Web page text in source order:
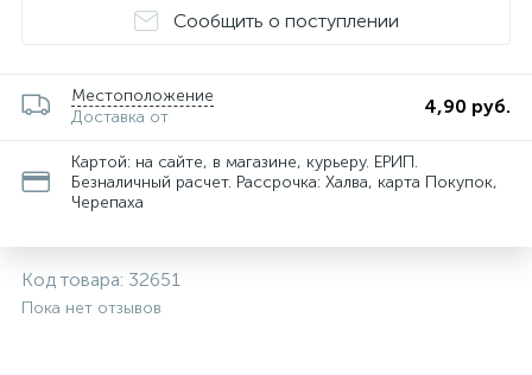
Сообщить о поступлении
Местоположение
Доставка от
4,90 руб.
Картой: на сайте, в магазине, курьеру. ЕРИП.
Безналичный расчет. Рассрочка: Халва, карта Покупок,
Черепаха
Код товара: 32651
Пока нет отзывов